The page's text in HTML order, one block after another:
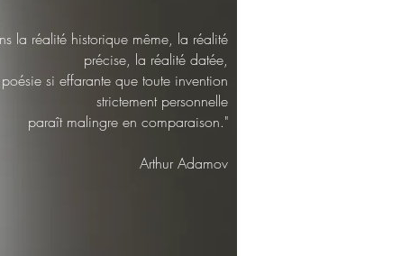
la réalité historique même, la réalité
précise, la réalité datée,
si effarante que toute invention
strictement personnelle
paraît malingre en comparaison."
Arthur Adamov